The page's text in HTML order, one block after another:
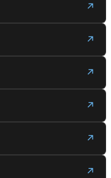
↗
↗
↗
↗
↗
↗